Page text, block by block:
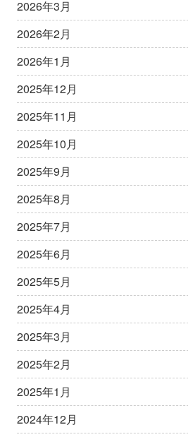
2026年3月
2026年2月
2026年1月
2025年12月
2025年11月
2025年10月
2025年9月
2025年8月
2025年7月
2025年6月
2025年5月
2025年4月
2025年3月
2025年2月
2025年1月
2024年12月